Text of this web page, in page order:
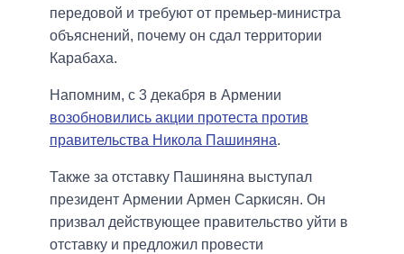
передовой и требуют от премьер-министра
объяснений, почему он сдал территории
Карабаха.
Напомним, с 3 декабря в Армении
возобновились акции протеста против
правительства Никола Пашиняна.
Также за отставку Пашиняна выступал
президент Армении Армен Саркисян. Он
призвал действующее правительство уйти в
отставку и предложил провести